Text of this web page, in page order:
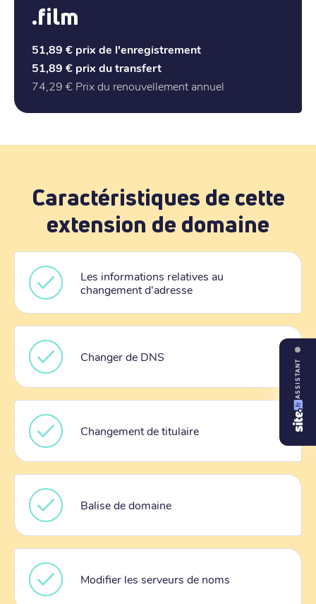
.film
51,89 € prix de l'enregistrement
51,89 € prix du transfert
74,29 € Prix du renouvellement annuel
Caractéristiques de cette
extension de domaine
Les informations relatives au
changement d'adresse
Changer de DNS
Changement de titulaire
Balise de domaine
Modifier les serveurs de noms
ASSISTANT